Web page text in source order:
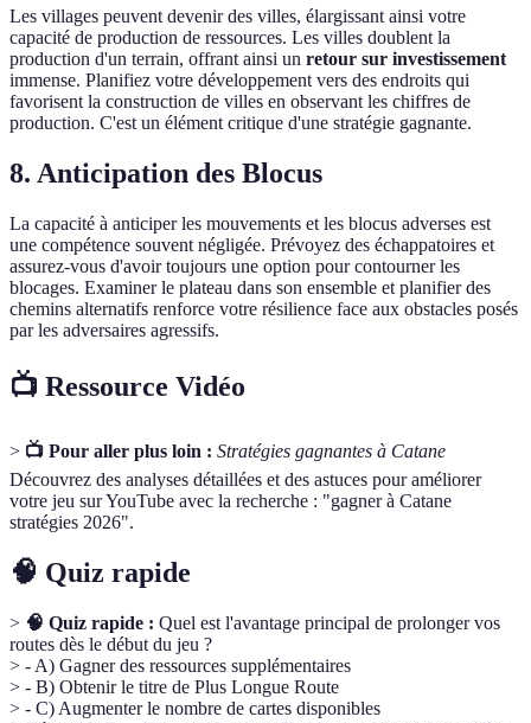
Les villages peuvent devenir des villes, élargissant ainsi votre
capacité de production de ressources. Les villes doublent la
production d'un terrain, offrant ainsi un retour sur investissement
immense. Planifiez votre développement vers des endroits qui
favorisent la construction de villes en observant les chiffres de
production. C'est un élément critique d'une stratégie gagnante.
8. Anticipation des Blocus
La capacité à anticiper les mouvements et les blocus adverses est
une compétence souvent négligée. Prévoyez des échappatoires et
assurez-vous d'avoir toujours une option pour contourner les
blocages. Examiner le plateau dans son ensemble et planifier des
chemins alternatifs renforce votre résilience face aux obstacles posés
par les adversaires agressifs.
📺 Ressource Vidéo
> 📺 Pour aller plus loin : Stratégies gagnantes à Catane
Découvrez des analyses détaillées et des astuces pour améliorer
votre jeu sur YouTube avec la recherche : "gagner à Catane
stratégies 2026".
🧠 Quiz rapide
> 🧠 Quiz rapide : Quel est l'avantage principal de prolonger vos
routes dès le début du jeu ?
> - A) Gagner des ressources supplémentaires
> - B) Obtenir le titre de Plus Longue Route
> - C) Augmenter le nombre de cartes disponibles